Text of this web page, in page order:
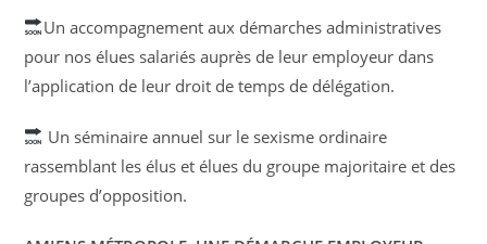
Un accompagnement aux démarches administratives
pour nos élues salariés auprès de leur employeur dans
l’application de leur droit de temps de délégation.
Un séminaire annuel sur le sexisme ordinaire
rassemblant les élus et élues du groupe majoritaire et des
groupes d’opposition.